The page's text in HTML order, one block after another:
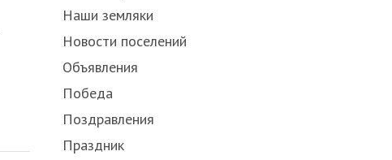
Наши земляки
Новости поселений
Объявления
Победа
Поздравления
Праздник